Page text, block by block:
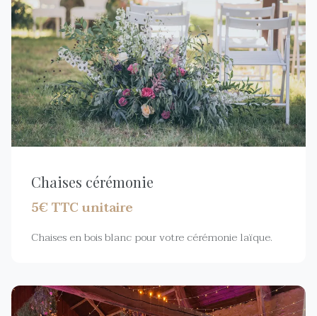
Chaises cérémonie
5€ TTC unitaire
Chaises en bois blanc pour votre cérémonie laïque.